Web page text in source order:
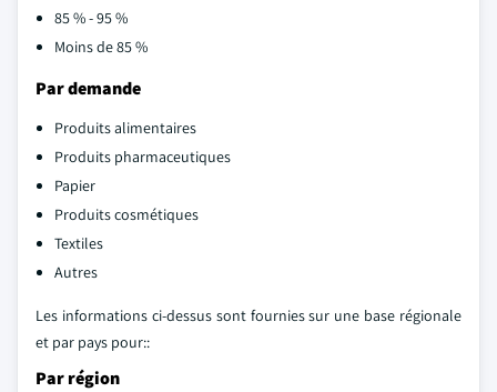
85 % - 95 %
Moins de 85 %
Par demande
Produits alimentaires
Produits pharmaceutiques
Papier
Produits cosmétiques
Textiles
Autres
Les informations ci-dessus sont fournies sur une base régionale
et par pays pour::
Par région